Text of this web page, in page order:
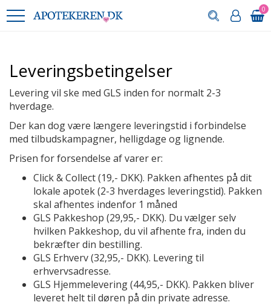
0
Leveringsbetingelser
Levering vil ske med GLS inden for normalt 2-3
hverdage.
Der kan dog være længere leveringstid i forbindelse
med tilbudskampagner, helligdage og lignende.
Prisen for forsendelse af varer er:
Click & Collect (19,- DKK). Pakken afhentes på dit
lokale apotek (2-3 hverdages leveringstid). Pakken
skal afhentes indenfor 1 måned
GLS Pakkeshop (29,95,- DKK). Du vælger selv
hvilken Pakkeshop, du vil afhente fra, inden du
bekræfter din bestilling.
GLS Erhverv (32,95,- DKK). Levering til
erhvervsadresse.
GLS Hjemmelevering (44,95,- DKK). Pakken bliver
leveret helt til døren på din private adresse.